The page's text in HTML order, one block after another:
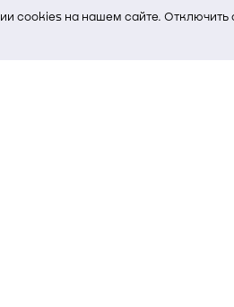
cookies на нашем сайте. Отключить